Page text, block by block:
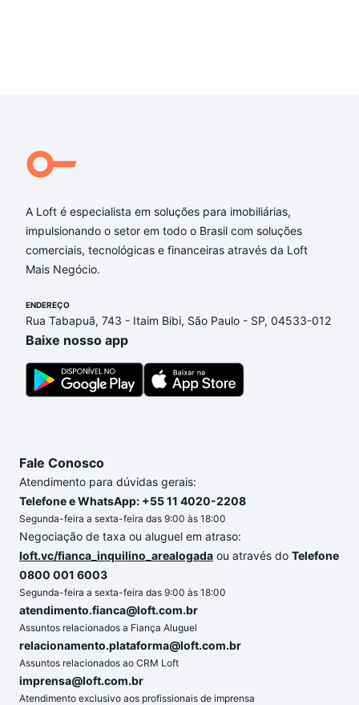
A Loft é especialista em soluções para imobiliárias,
impulsionando o setor em todo o Brasil com soluções
comerciais, tecnológicas e financeiras através da Loft
Mais Negócio.
ENDEREÇO
Rua Tabapuã, 743 - Itaim Bibi, São Paulo - SP, 04533-012
Baixe nosso app
Fale Conosco
Atendimento para dúvidas gerais:
Telefone e WhatsApp: +55 11 4020-2208
Segunda-feira a sexta-feira das 9:00 às 18:00
Negociação de taxa ou aluguel em atraso:
loft.vc/fianca_inquilino_arealogada ou através do Telefone
0800 001 6003
Segunda-feira a sexta-feira das 9:00 às 18:00
atendimento.fianca@loft.com.br
Assuntos relacionados a Fiança Aluguel
relacionamento.plataforma@loft.com.br
Assuntos relacionados ao CRM Loft
imprensa@loft.com.br
Atendimento exclusivo aos profissionais de imprensa